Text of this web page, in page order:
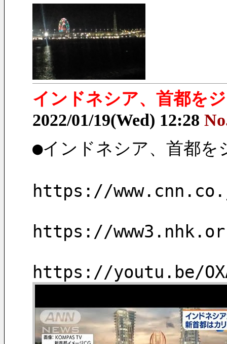
インドネシア、首都を
2022/01/19(Wed) 12:28
●インドネシア、首都を
https://
https://
https://youtu.be/